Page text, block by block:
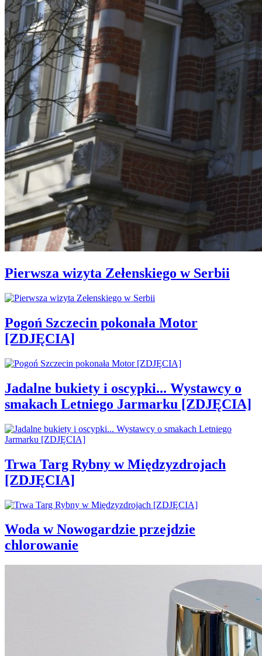
Pierwsza wizyta Zełenskiego w Serbii
Pogoń Szczecin pokonała Motor
[ZDJĘCIA]
Jadalne bukiety i oscypki... Wystawcy o
smakach Letniego Jarmarku [ZDJĘCIA]
Trwa Targ Rybny w Międzyzdrojach
[ZDJĘCIA]
Woda w Nowogardzie przejdzie
chlorowanie